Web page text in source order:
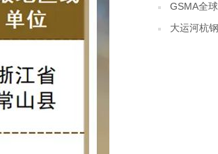
GSMA全
大运河杭